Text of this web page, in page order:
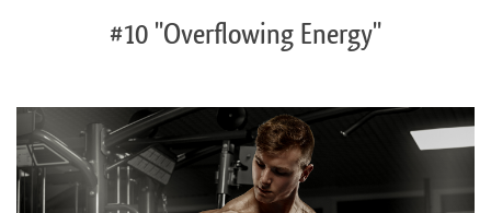
#10 "Overflowing Energy"